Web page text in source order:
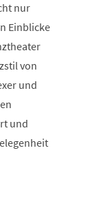
nur
Einblicke
von
und
und